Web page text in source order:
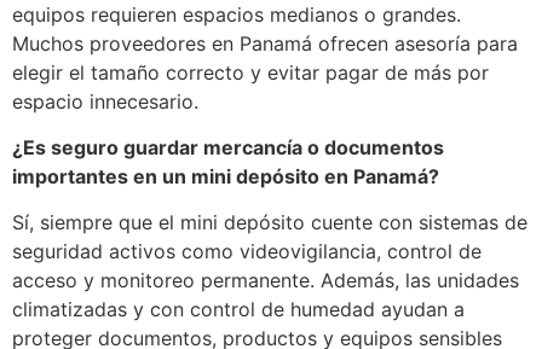
equipos requieren espacios medianos o grandes.
Muchos proveedores en Panamá ofrecen asesoría para
elegir el tamaño correcto y evitar pagar de más por
espacio innecesario.
¿Es seguro guardar mercancía o documentos
importantes en un mini depósito en Panamá?
Sí, siempre que el mini depósito cuente con sistemas de
seguridad activos como videovigilancia, control de
acceso y monitoreo permanente. Además, las unidades
climatizadas y con control de humedad ayudan a
proteger documentos, productos y equipos sensibles